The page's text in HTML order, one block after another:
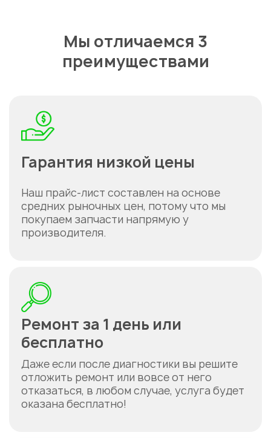
Мы отличаемся 3
преимуществами
Гарантия низкой цены
Наш прайс-лист составлен на основе
средних рыночных цен, потому что мы
покупаем запчасти напрямую у
производителя.
Ремонт за 1 день или
бесплатно
Даже если после диагностики вы решите
отложить ремонт или вовсе от него
отказаться, в любом случае, услуга будет
оказана бесплатно!
города
Астана